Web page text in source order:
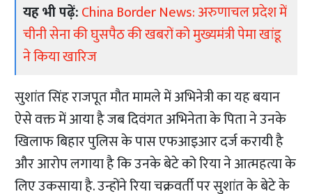
यह भी पढ़ें:China Border News: अरुणाचल प्रदेश में
चीनी सेना की घुसपैठ की खबरों को मुख्यमंत्री पेमा खांडू
ने किया खारिज
सुशांत सिंह राजपूत मौत मामले में अभिनेत्री का यह बयान
ऐसे वक्त में आया है जब दिवंगत अभिनेता के पिता ने उनके
खिलाफ बिहार पुलिस के पास एफआइआर दर्ज करायी है
और आरोप लगाया है कि उनके बेटे को रिया ने आत्महत्या के
लिए उकसाया है. उन्होंने रिया चक्रवर्ती पर सुशांत के बेटे के